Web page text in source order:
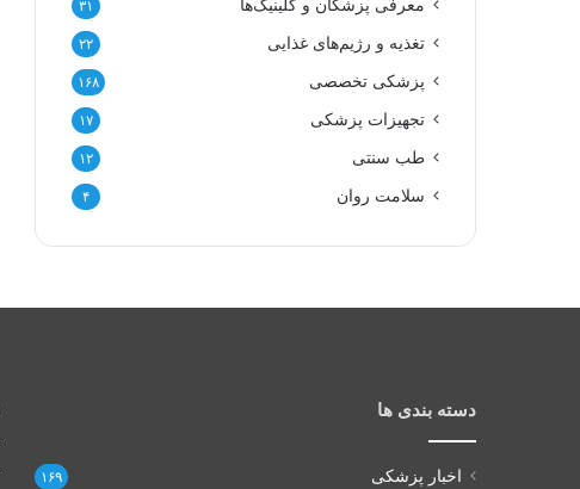
معرفی پزشکان و کلینیک‌ها ۳۱
تغذیه و رژیم‌های غذایی ۲۲
پزشکی تخصصی ۱۶۸
تجهیزات پزشکی ۱۷
طب سنتی ۱۲
سلامت روان ۴
دسته بندی ها
اخبار پزشکی ۱۶۹